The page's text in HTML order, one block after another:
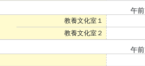
午前
教養文化室１
教養文化室２
午前